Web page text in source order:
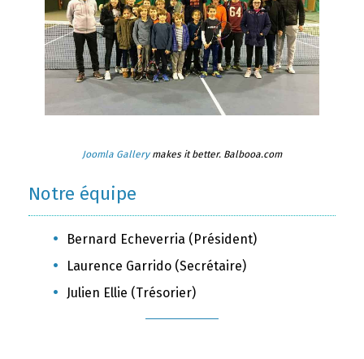
Joomla Gallerymakes it better. Balbooa.com
Notre équipe
Bernard Echeverria (Président)
Laurence Garrido (Secrétaire)
Julien Ellie (Trésorier)